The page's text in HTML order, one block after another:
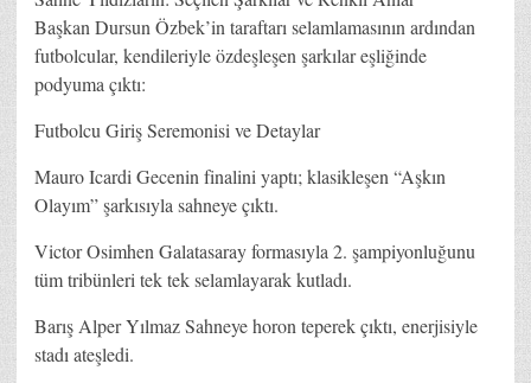
Başkan Dursun Özbek’in taraftarı selamlamasının ardından
futbolcular, kendileriyle özdeşleşen şarkılar eşliğinde
podyuma çıktı:
Futbolcu Giriş Seremonisi ve Detaylar
Mauro Icardi Gecenin finalini yaptı; klasikleşen “Aşkın
Olayım” şarkısıyla sahneye çıktı.
Victor Osimhen Galatasaray formasıyla 2. şampiyonluğunu
tüm tribünleri tek tek selamlayarak kutladı.
Barış Alper Yılmaz Sahneye horon teperek çıktı, enerjisiyle
stadı ateşledi.